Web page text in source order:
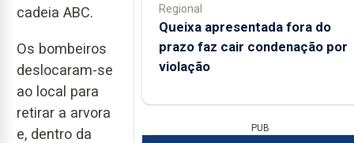
cadeia ABC.
Os bombeiros
deslocaram-se
ao local para
retirar a arvora
e, dentro da
Regional
Queixa apresentada fora do
prazo faz cair condenação por
violação
PUB